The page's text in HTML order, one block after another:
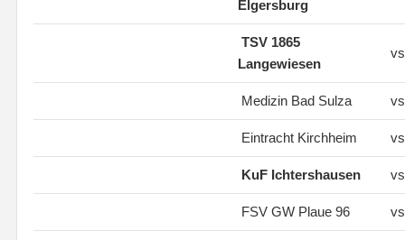
Elgersburg
TSV 1865
Langewiesen
Medizin Bad Sulza
Eintracht Kirchheim
KuF Ichtershausen
FSV GW Plaue 96